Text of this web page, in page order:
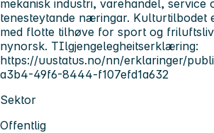
mekanisk industri, varehandel, service
tenesteytande næringar. Kulturtilbodet
med flotte tilhøve for sport og
nynorsk. TIlgjengelegheitserklæring:
https://uustatus.no/nn/erklaringer/
a3b4-49f6-8444-f107efd1a632
Sektor
Offentlig